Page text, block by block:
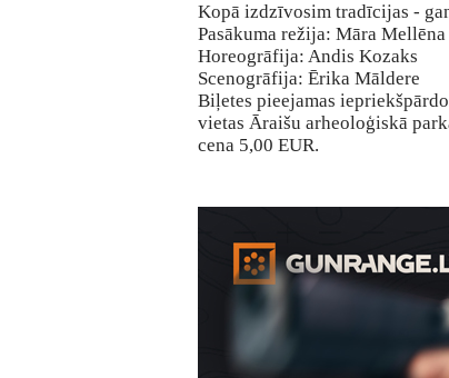
Kopā izdzīvosim tradīcijas -
Pasākuma režija: Māra
Horeogrāfija: Andis Kozaks
Scenogrāfija: Ērika Māldere
Biļetes pieejamas
vietas Āraišu arheoloģiskā
cena 5,00 EUR.